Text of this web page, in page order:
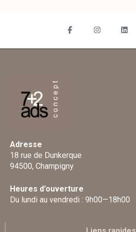
Adresse
18 rue de Dunkerque
94500, Champigny
Heures d’ouverture
Du lundi au vendredi : 9h00—18h00